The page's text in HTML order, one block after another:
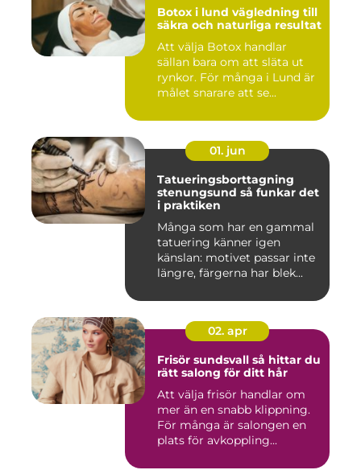
Botox i lund vägledning till
säkra och naturliga resultat
Att välja Botox handlar
sällan bara om att släta ut
rynkor. För många i Lund är
målet snarare att se...
01. jun
Tatueringsborttagning
stenungsund så funkar det
i praktiken
Många som har en gammal
tatuering känner igen
känslan: motivet passar inte
längre, färgerna har blek...
02. apr
Frisör sundsvall så hittar du
rätt salong för ditt hår
Att välja frisör handlar om
mer än en snabb klippning.
För många är salongen en
plats för avkoppling...